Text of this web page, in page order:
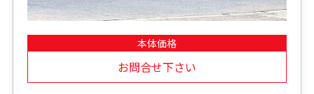
本体価格
お問合せ下さい